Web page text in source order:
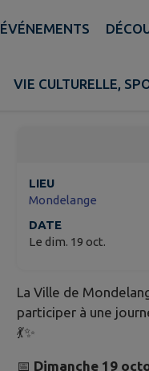
ÉVÉNEMENTS
VIE CULTURELLE,
LIEU
Mondelange
DATE
Le dim. 19 oct.
La Ville de
participer à une
💃✨
📅 Dimanche 19